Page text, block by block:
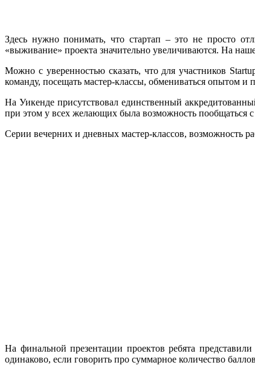
Здесь нужно понимать, что стартап – это не просто
«выживание» проекта значительно увеличиваются. На
Можно с уверенностью сказать, что для участников
команду, посещать мастер-классы, обмениваться опытом и
На Уикенде присутствовал единственный
при этом у всех желающих была возможность пообщаться
Серии вечерних и дневных мастер-классов, возможность
На финальной презентации проектов ребята
одинаково, если говорить про суммарное количество